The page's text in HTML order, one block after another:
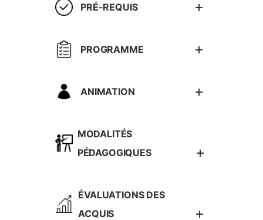
PRÉ-REQUIS
PROGRAMME
ANIMATION
MODALITÉS
PÉDAGOGIQUES
ÉVALUATIONS DES
ACQUIS